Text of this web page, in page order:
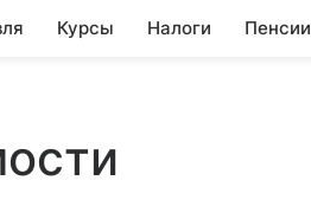
Курсы Налоги Пенсии